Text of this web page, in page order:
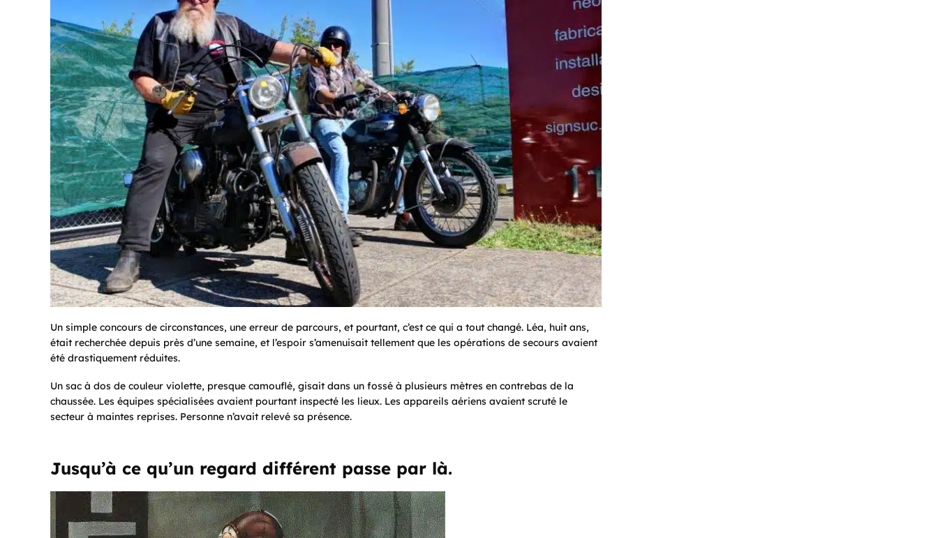
Un simple concours de circonstances, une erreur de parcours, et pourtant, c’est ce qui a tout changé. Léa, huit ans,
était recherchée depuis près d’une semaine, et l’espoir s’amenuisait tellement que les opérations de secours avaient
été drastiquement réduites.
Un sac à dos de couleur violette, presque camouflé, gisait dans un fossé à plusieurs mètres en contrebas de la
chaussée. Les équipes spécialisées avaient pourtant inspecté les lieux. Les appareils aériens avaient scruté le
secteur à maintes reprises. Personne n’avait relevé sa présence.
Jusqu’à ce qu’un regard différent passe par là.